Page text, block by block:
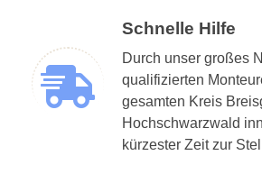
Schnelle Hilfe
Durch unser großes
qualifizierten
gesamten Kreis
Hochschwarzwald
kürzester Zeit zur